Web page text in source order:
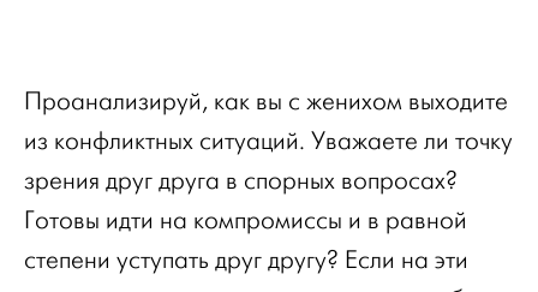
Проанализируй, как вы с женихом выходите
из конфликтных ситуаций. Уважаете ли точку
зрения друг друга в спорных вопросах?
Готовы идти на компромиссы и в равной
степени уступать друг другу? Если на эти